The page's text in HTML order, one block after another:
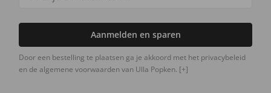
Aanmelden en sparen
Door een bestelling te plaatsen ga je akkoord met het privacybeleid
en de algemene voorwaarden van Ulla Popken. [+]